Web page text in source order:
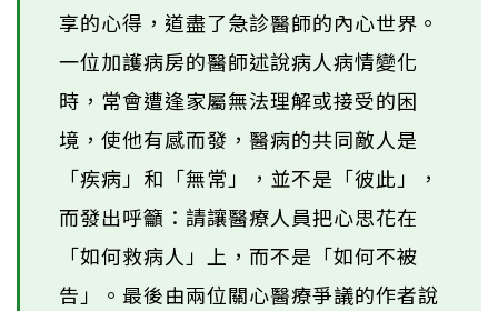
享的心得，道盡了急診醫師的內心世界。
一位加護病房的醫師述說病人病情變化
時，常會遭逢家屬無法理解或接受的困
境，使他有感而發，醫病的共同敵人是
「疾病」和「無常」，並不是「彼此」，
而發出呼籲：請讓醫療人員把心思花在
「如何救病人」上，而不是「如何不被
告」。最後由兩位關心醫療爭議的作者說